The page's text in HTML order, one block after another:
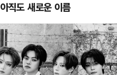
직도 새로운 이름